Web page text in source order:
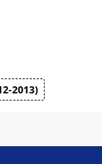
2013)